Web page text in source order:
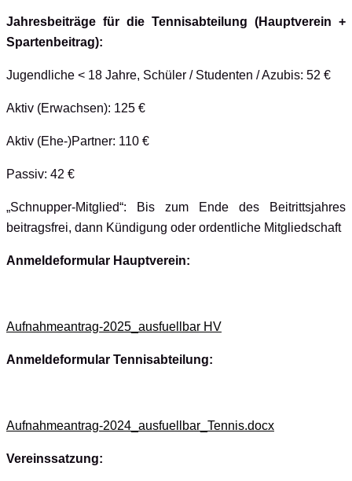
Jahresbeiträge für die Tennisabteilung (Hauptverein +
Spartenbeitrag):
Jugendliche < 18 Jahre, Schüler / Studenten / Azubis: 52 €
Aktiv (Erwachsen): 125 €
Aktiv (Ehe-)Partner: 110 €
Passiv: 42 €
„Schnupper-Mitglied“: Bis zum Ende des Beitrittsjahres
beitragsfrei, dann Kündigung oder ordentliche Mitgliedschaft
Anmeldeformular Hauptverein:
Aufnahmeantrag-2025_ausfuellbar HV
Anmeldeformular Tennisabteilung:
Aufnahmeantrag-2024_ausfuellbar_Tennis.docx
Vereinssatzung: